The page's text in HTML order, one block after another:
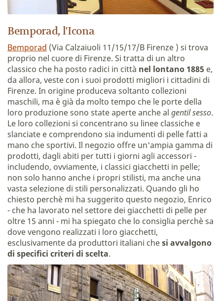
Bemporad, l'Icona
Bemporad (Via Calzaiuoli 11/15/17/B Firenze ) si trova
proprio nel cuore di Firenze. Si tratta di un altro
classico che ha posto radici in città nel lontano 1885 e,
da allora, veste con i suoi prodotti migliori i cittadini di
Firenze. In origine produceva soltanto collezioni
maschili, ma è già da molto tempo che le porte della
loro produzione sono state aperte anche al gentil sesso.
Le loro collezioni si concentrano su linee classiche e
slanciate e comprendono sia indumenti di pelle fatti a
mano che sportivi. Il negozio offre un'ampia gamma di
prodotti, dagli abiti per tutti i giorni agli accessori -
includendo, ovviamente, i classici giacchetti in pelle;
non solo hanno anche i propri stilisti, ma anche una
vasta selezione di stili personalizzati. Quando gli ho
chiesto perchè mi ha suggerito questo negozio, Enrico
- che ha lavorato nel settore dei giacchetti di pelle per
oltre 15 anni - mi ha spiegato che lo consiglia perchè sa
dove vengono realizzati i loro giacchetti,
esclusivamente da produttori italiani chesi avvalgono
di specifici criteri di scelta.